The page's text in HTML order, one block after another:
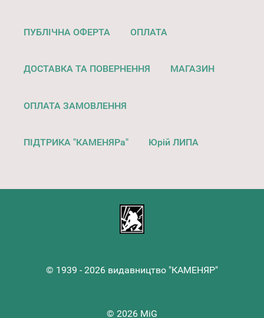
ПУБЛІЧНА ОФЕРТА ОПЛАТА
ДОСТАВКА ТА ПОВЕРНЕННЯ МАГАЗИН
ОПЛАТА ЗАМОВЛЕННЯ
ПІДТРИКА "КАМЕНЯРа" Юрій ЛИПА
© 1939 - 2026 видавництво "КАМЕНЯР"
© 2026 MiG